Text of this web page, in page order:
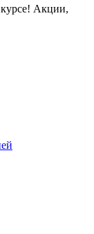
Акции,